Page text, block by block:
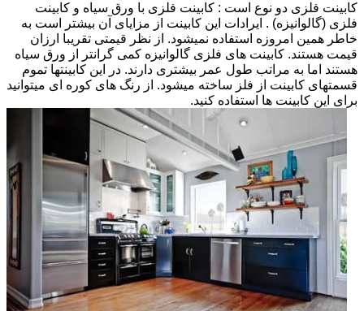
کابینت فلزی دو نوع است : کابینت فلزی با ورق سیاه و کابینت
فلزی (گالوانیزه) . ایرادات این کابینت از مزایای آن بیشتر است به
خاطر همین امروزه استفاده نمیشود. از نظر قیمتی تقریبا ارزان
قیمت هستند. کابینت های فلزی گالوانیزه کمی گرانتر از ورق سیاه
هستند اما به مراتب طول عمر بیشتری دارند. در این کابینتها تموم
قسمتهای کابینت از فلز ساخته میشود. از رنگ های کوره ای میتوانید
برای این کابینت ها استفاده کنید.